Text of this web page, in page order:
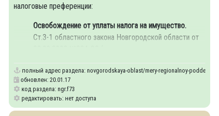
налоговые преференции:
Освобождение от уплаты налога на имущество.
Ст.3-1 областного закона Новгородской области от
полный адрес раздела: novgorodskaya-oblast/mery-regionalnoy-
обновлен: 20.01.17
код раздела: ngr.f73
редактировать: нет доступа